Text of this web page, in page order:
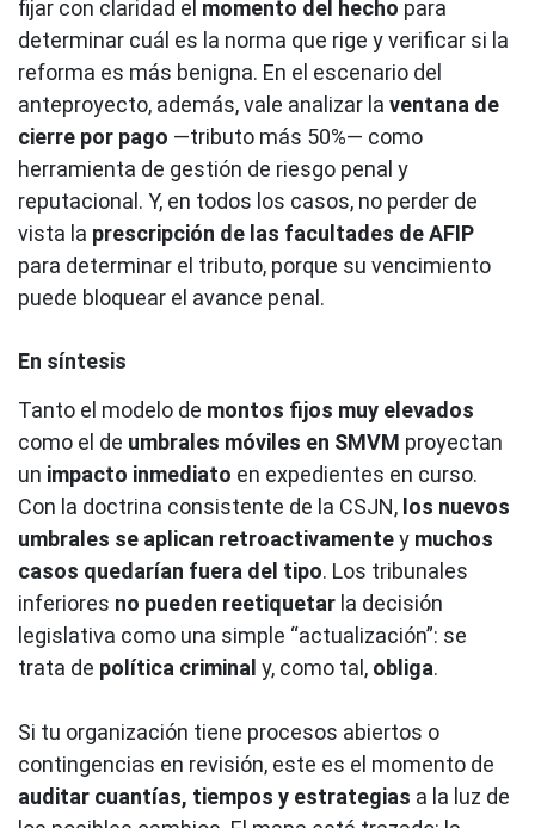
fijar con claridad el momento del hecho para
determinar cuál es la norma que rige y verificar si la
reforma es más benigna. En el escenario del
anteproyecto, además, vale analizar la ventana de
cierre por pago —tributo más 50%— como
herramienta de gestión de riesgo penal y
reputacional. Y, en todos los casos, no perder de
vista la prescripción de las facultades de AFIP
para determinar el tributo, porque su vencimiento
puede bloquear el avance penal.
En síntesis
Tanto el modelo de montos fijos muy elevados
como el de umbrales móviles en SMVM proyectan
un impacto inmediato en expedientes en curso.
Con la doctrina consistente de la CSJN, los nuevos
umbrales se aplican retroactivamentey muchos
casos quedarían fuera del tipo. Los tribunales
inferiores no pueden reetiquetar la decisión
legislativa como una simple “actualización”: se
trata de política criminal y, como tal, obliga.
Si tu organización tiene procesos abiertos o
contingencias en revisión, este es el momento de
auditar cuantías, tiempos y estrategias a la luz de